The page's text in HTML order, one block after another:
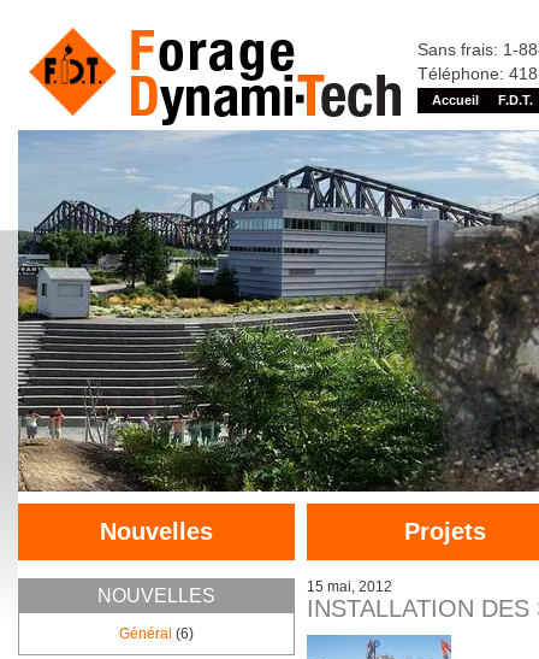
Sans frais: 1-
Téléphone:
Accueil F.D.T.
Nouvelles Projets
NOUVELLES
Général (6)
15 mai, 2012
INSTALLATION DES